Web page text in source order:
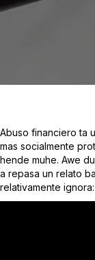
Abuso financiero ta
mas socialmente
hende muhe. Awe
a repasa un relato
relativamente